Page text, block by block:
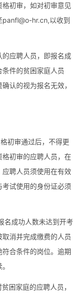
初审，如对初审意见
panfl@o-hr.cn,以收到
应聘人员，即报名成
件的贫困家庭人员
认的视为报名无效，
初审通过后，不得更
初审的应聘人员，在
聘人员须使用在有效
试使用的身份证必须
名成功人数未达到开考
消并完成缴费的人员
合条件的岗位。逾期
困家庭的应聘人员，